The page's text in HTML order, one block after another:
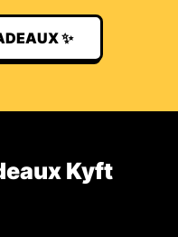
✨
Kyft​